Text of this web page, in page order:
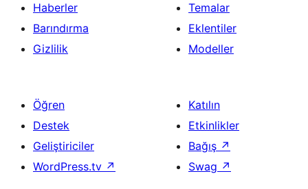
Haberler
Barındırma
Gizlilik
Temalar
Eklentiler
Modeller
Öğren
Destek
Geliştiriciler
WordPress.tv ↗
Katılın
Etkinlikler
Bağış ↗
Swag ↗